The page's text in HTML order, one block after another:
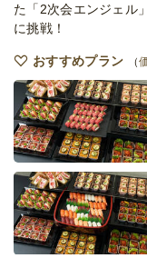
最低ご注文金額 23,000円
た「2次会エンジェル
に挑戦！
おすすめプラン